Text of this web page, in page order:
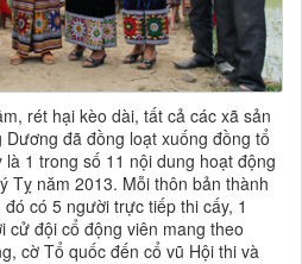
rét hại kèo dài, tất cả các xã sản
đã đồng loạt xuống đồng tổ
1 trong số 11 nội dung hoạt động
Tỵ năm 2013. Mỗi thôn bản thành
có 5 người trực tiếp thi cấy, 1
cử đội cổ động viên mang theo
cờ Tổ quốc đến cổ vũ Hội thi và